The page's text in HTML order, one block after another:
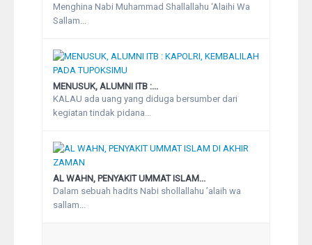
Menghina Nabi Muhammad Shallallahu ‘Alaihi Wa
Sallam...
MENUSUK, ALUMNI ITB :...
KALAU ada uang yang diduga bersumber dari
kegiatan tindak pidana...
AL WAHN, PENYAKIT UMMAT ISLAM...
Dalam sebuah hadits Nabi shollallahu ’alaih wa
sallam...